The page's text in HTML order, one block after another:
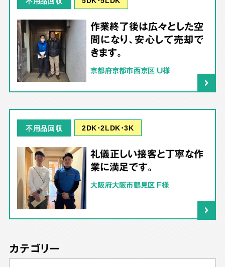
作業終了後は広々とした空
間になり、安心して売却で
きます。
京都府京都市西京区 U様
不用品回収 2DK･2LDK･3K
礼儀正しい接客と丁寧な作
業に満足です。
大阪府大阪市鶴見区 F様
カテゴリー